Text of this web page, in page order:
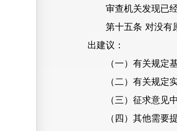
审查机关发现已经
第十五条 对没有原
出建议：
（一）有关规定基
（二）有关规定实
（三）征求意见中
（四）其他需要提